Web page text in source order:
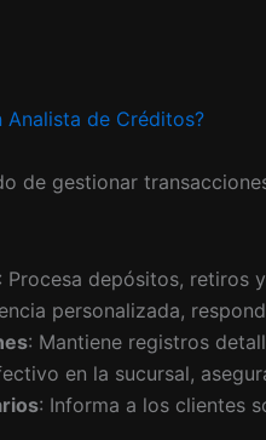
Analista de Créditos?
de gestionar
: Procesa depósitos, retiros
personalizada,
: Mantiene registros
en la sucursal,
: Informa a los clientes